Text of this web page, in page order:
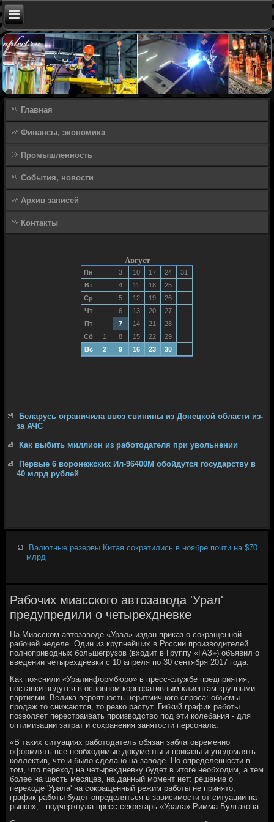
Главная
Финансы, экономика
Промышленность
События, новости
Архив записей
Контакты
Август
Пн 3 10 17 24
31
Вт
4 11 18
25
Ср
5 12 19
26
Чт
6 13 20
27
Пт
7 14 21
28
Сб
1 8 15 22
29
Вс
2 9 16 23 30
Беларусь ограничила ввоз свинины из Донецкой области из-
за АЧС
Как выбить миллион из работодателя при увольнении
Первые 6 воронежских Ил-96400М обойдутся государству в
40 млрд рублей
Валютные резервы Китая сократились в ноябре почти на $70
млрд
Рабочих миасского автозавода 'Урал'
предупредили о четырехдневке
На Миасском автозаводе «Урал» издан приказ о сокращенной
рабочей неделе. Один из крупнейших в России производителей
полноприводных большегрузов (входит в Группу «ГАЗ») объявил о
введении четырехдневки с 10 апреля по 30 сентября 2017 года.
Как пояснили «Уралинформбюро» в пресс-службе предприятия,
поставки ведутся в основном корпоративным клиентам крупными
партиями. Велика вероятность неритмичного спроса: объемы
продаж то снижаются, то резко растут. Гибкий график работы
позволяет перестраивать производство под эти колебания - для
оптимизации затрат и сохранения занятости персонала.
«В таких ситуациях работодатель обязан заблаговременно
оформлять все необходимые документы и приказы и уведомлять
коллектив, что и было сделано на заводе. Но определенности в
том, что переход на четырехдневку будет в итоге необходим, а тем
более на шесть месяцев, на данный момент нет: решение о
переходе 'Урала' на сокращенный режим работы не принято,
график работы будет определяться в зависимости от ситуации на
рынке», - подчеркнула пресс-секретарь «Урала» Римма Булгакова.